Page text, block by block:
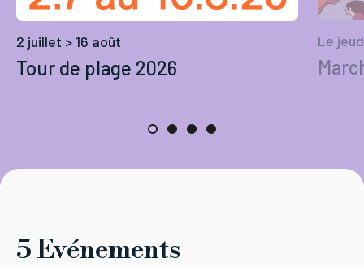
2 juillet > 16 août
Tour de plage 2026
Le
5 Evénements